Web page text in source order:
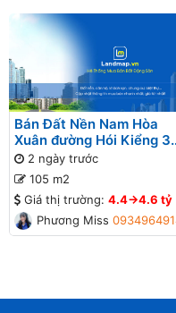
Bán Đất Nền Nam Hòa
Xuân đường Hói Kiểng 31
B2-95 lô 9x - Gần Sông
2 ngày trước
105 m2
Giá thị trường: 4.4->4.6 tỷ
Phương Missa